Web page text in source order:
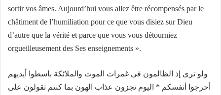
sortir vos âmes. Aujourd’hui vous allez être récompensés par le
châtiment de l’humiliation pour ce que vous disiez sur Dieu
d’autre que la vérité et parce que vous vous détourniez
orgueilleusement des Ses enseignements ».
ولو ترى إذ الظالمون في غمرات الموت والملائكة باسطوا أيديهم
أخرجوا أنفسكم * اليوم تجزون عذاب الهون بما كنتم تقولون على